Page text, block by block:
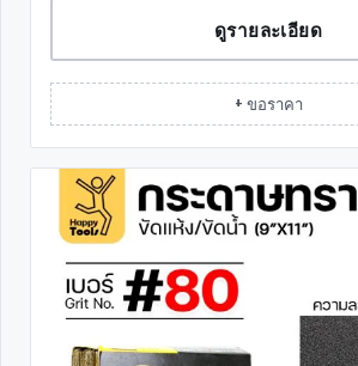
ดูรายละเอียด
+ ขอราคา